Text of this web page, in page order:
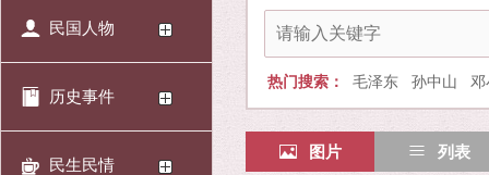
民国人物
历史事件
民生民情
热门搜索： 毛泽东 孙中山
图片 列表